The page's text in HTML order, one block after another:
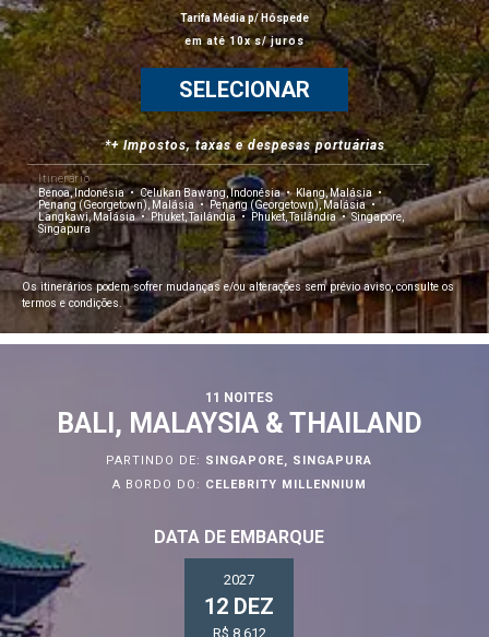
Tarifa Média p/ Hóspede
em até 10x s/ juros
SELECIONAR
*+ Impostos, taxas e despesas portuárias
Itinerário
Benoa, Indonésia
Celukan Bawang, Indonésia
Klang, Malásia
Penang (Georgetown), Malásia
Penang (Georgetown), Malásia
Langkawi, Malásia
Phuket, Tailândia Phuket, Tailândia
Singapore,
Singapura
Os itinerários podem sofrer mudanças e/ou alterações sem prévio aviso, consulte os
termos e condições.
11 NOITES
BALI, MALAYSIA & THAILAND
PARTINDO DE: SINGAPORE, SINGAPURA
A BORDO DO: CELEBRITY MILLENNIUM
DATA DE EMBARQUE
2027
12 DEZ
R$ 8.612